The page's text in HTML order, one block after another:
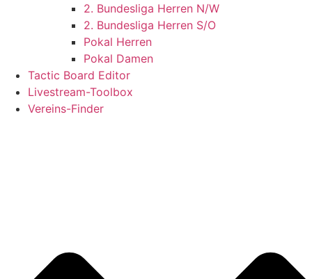
2. Bundesliga Herren N/W
2. Bundesliga Herren S/O
Pokal Herren
Pokal Damen
Tactic Board Editor
Livestream-Toolbox
Vereins-Finder